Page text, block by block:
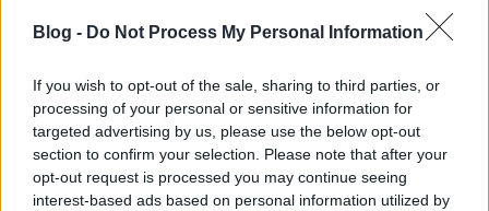
Blog - Do Not Process My Personal Information
If you wish to opt-out of the sale, sharing to third parties, or
processing of your personal or sensitive information for
targeted advertising by us, please use the below opt-out
section to confirm your selection. Please note that after your
opt-out request is processed you may continue seeing
interest-based ads based on personal information utilized by
és szubtrópusi erdőiben 498 növényfajjal, legalább
266 madárfajjal, 18 húsevő és 10 növényevő
láthatunk…